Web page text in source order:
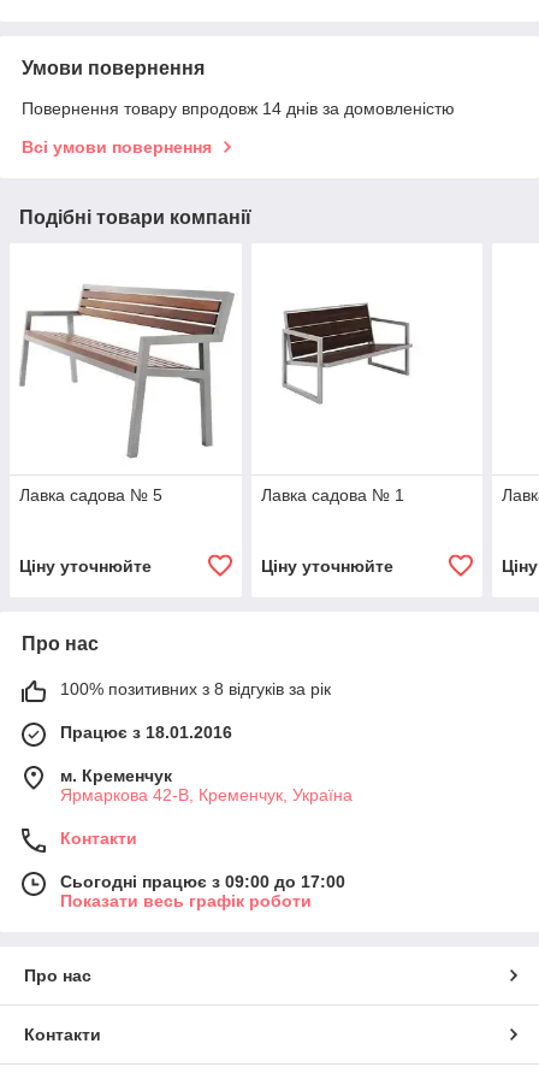
Умови повернення
Повернення товару впродовж 14 днів за домовленістю
Всі умови повернення
Подібні товари компанії
Лавка садова № 5
Ціну уточнюйте
Лавка садова № 1
Ціну уточнюйте
Про нас
100% позитивних з 8 відгуків за рік
Працює з 18.01.2016
м. Кременчук
Ярмаркова 42-В, Кременчук, Україна
Контакти
Сьогодні працює з 09:00 до 17:00
Показати весь графік роботи
Про нас
Контакти